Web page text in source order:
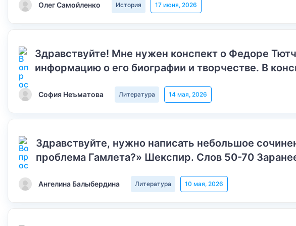
Олег Самойленко История 17 июня, 2026
Здравствуйте! Мне нужен конспект о Федоре
информацию о его биографии и творчестве. В
София Неъматова Литература 14 мая, 2026
Здравствуйте, нужно написать небольшое
проблема Гамлета?» Шекспир. Слов 50-70
Ангелина Балыбердина Литература 10 мая, 2026